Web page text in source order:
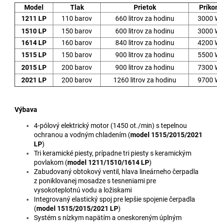
Model Tlak Prietok
1211 LP
110 barov 660 litrov za hodinu
3000
1510 LP
150 barov 600 litrov za hodinu
3000
1614 LP
160 barov 840 litrov za hodinu
4200
1515 LP
150 barov 900 litrov za hodinu
5500
2015 LP
200 barov 900 litrov za hodinu
7300
2021 LP
200 barov 1260 litrov za hodinu 9700
Výbava
4-pólový elektrický motor (1450 ot./min) s tepelnou
ochranou a vodným chladením (model 1515/2015/2021
LP)
Tri keramické piesty, prípadne tri piesty s keramickým
povlakom (model 1211/1510/1614 LP)
Zabudovaný obtokový ventil, hlava lineárneho čerpadla
z poniklovanej mosadze s tesneniami pre
vysokoteplotnú vodu a ložiskami
Integrovaný elastický spoj pre lepšie spojenie čerpadla
(model 1515/2015/2021 LP)
Systém s nízkym napätím a oneskoreným úplným